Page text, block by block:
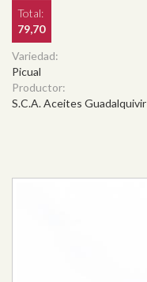
Total:
79,70
Variedad:
Picual
Productor:
S.C.A. Aceites Guadalquivir